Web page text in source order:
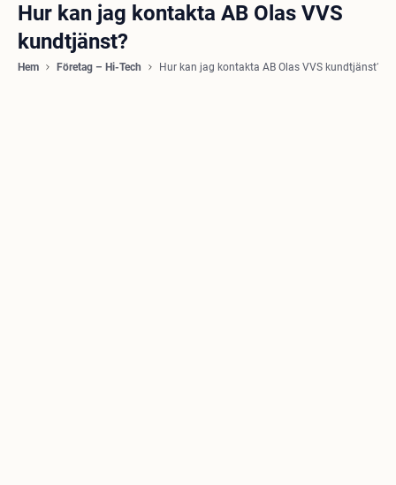
Hur kan jag kontakta AB Olas VVS
kundtjänst?
Hem Företag – Hi-Tech Hur kan jag kontakta AB Olas VVS kundtjänst?